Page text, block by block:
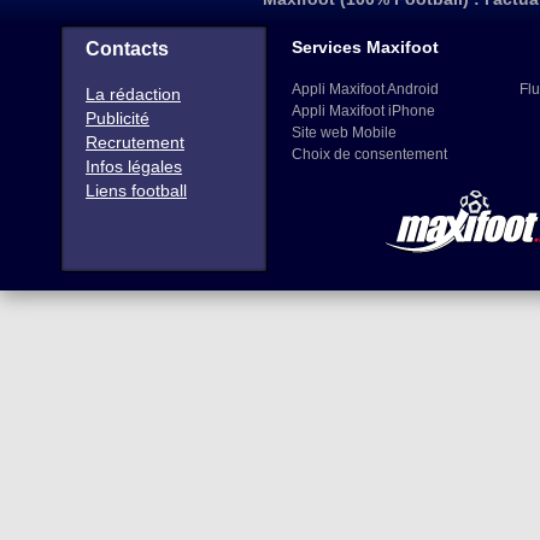
Contacts
La rédaction
Publicité
Recrutement
Infos légales
Liens football
Services Maxifoot
Appli Maxifoot Android
Appli Maxifoot iPhone
Site web Mobile
Choix de consentement